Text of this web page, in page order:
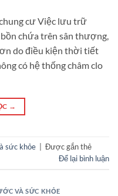
cư Việc lưu trữ
chứa trên sân thượng,
do điều kiện thời tiết
có hệ thống châm clo
→
sức khỏe
Được gắn thẻ
Để lại bình luận
VÀ SỨC KHỎE